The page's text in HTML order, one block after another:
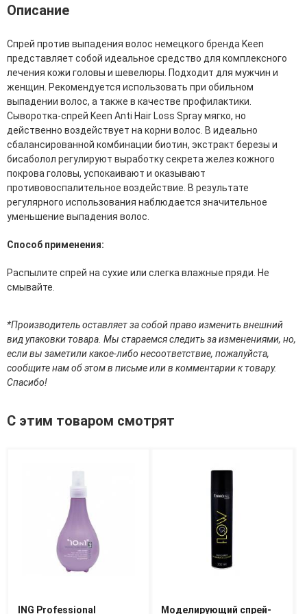
Автозагар для лица
Ампулы для лица
Бальзамы для лица
Гели для лица
Защита от солнца для лица
Карбокситерапия
Кремы для лица
Лосьоны, тоники и мисты для лица
Маски для лица
Масла для лица
Мицеллярная вода
Молочко и сливки для лица
Пенки и муссы для лица
Спреи для лица
Средства для умывания
эссенции для лица
Уход для губ
Уход для кожи вокруг глаз
Флюиды для лица
Для Тела
Автозагар для тела
Защита от солнца для тела
Кремы для тела
Лосьоны, сыворотки и эликсиры для тела
Масла для тела
Молочко для тела
Наборы по уходу за телом
Скрабы и пилинги для тела
Описание
Спрей против выпадения волос немецкого бренда Keen
представляет собой идеальное средство для комплексного
лечения кожи головы и шевелюры. Подходит для мужчин и
женщин. Рекомендуется использовать при обильном
выпадении волос, а также в качестве профилактики.
Сыворотка-спрей Keen Anti Hair Loss Spray мягко, но
действенно воздействует на корни волос. В идеально
сбалансированной комбинации биотин, экстракт березы и
бисаболол регулируют выработку секрета желез кожного
покрова головы, успокаивают и оказывают
противовоспалительное воздействие. В результате
регулярного использования наблюдается значительное
уменьшение выпадения волос.
Способ применения:
Распылите спрей на сухие или слегка влажные пряди. Не
смывайте.
*Производитель оставляет за собой право изменить внешний
вид упаковки товара. Мы стараемся следить за изменениями, но,
если вы заметили какое-либо несоответствие, пожалуйста,
сообщите нам об этом в письме или в комментарии к товару.
Спасибо!
С этим товаром смотрят
ING Professional Моделирующий спрей-